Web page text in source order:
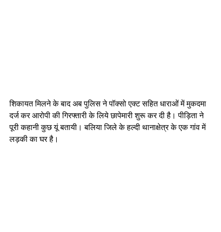
शिकायत मिलने के बाद अब पुलिस ने पॉक्सो एक्ट सहित धाराओं में मुकदमा
दर्ज कर आरोपी की गिरफ्तारी के लिये छापेमारी शुरू कर दी है। पीड़िता ने
पूरी कहानी कुछ यूं बतायी। बलिया जिले के हल्दी थानाक्षेत्र के एक गांव में
लड़की का घर है।